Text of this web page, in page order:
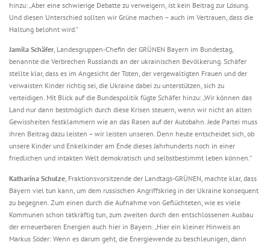
hinzu: „Aber eine schwierige Debatte zu verweigern, ist kein Beitrag zur Lösung.
Und diesen Unterschied sollten wir Grüne machen – auch im Vertrauen, dass die
Haltung belohnt wird.“
Jamila Schäfer, Landesgruppen-Chefin der GRÜNEN Bayern im Bundestag,
benannte die Verbrechen Russlands an der ukrainischen Bevölkerung. Schäfer
stellte klar, dass es im Angesicht der Toten, der vergewaltigten Frauen und der
verwaisten Kinder richtig sei, die Ukraine dabei zu unterstützen, sich zu
verteidigen. Mit Blick auf die Bundespolitik fügte Schäfer hinzu: „Wir können das
Land nur dann bestmöglich durch diese Krisen steuern, wenn wir nicht an alten
Gewissheiten festklammern wie an das Rasen auf der Autobahn. Jede Partei muss
ihren Beitrag dazu leisten – wir leisten unseren. Denn heute entscheidet sich, ob
unsere Kinder und Enkelkinder am Ende dieses Jahrhunderts noch in einer
friedlichen und intakten Welt demokratisch und selbstbestimmt leben können.“
Katharina Schulze , Fraktionsvorsitzende der Landtags-GRÜNEN, machte klar, dass
Bayern viel tun kann, um dem russischen Angriffskrieg in der Ukraine konsequent
zu begegnen. Zum einen durch die Aufnahme von Geflüchteten, wie es viele
Kommunen schon tatkräftig tun, zum zweiten durch den entschlossenen Ausbau
der erneuerbaren Energien auch hier in Bayern. „Hier ein kleiner Hinweis an
Markus Söder: Wenn es darum geht, die Energiewende zu beschleunigen, dann